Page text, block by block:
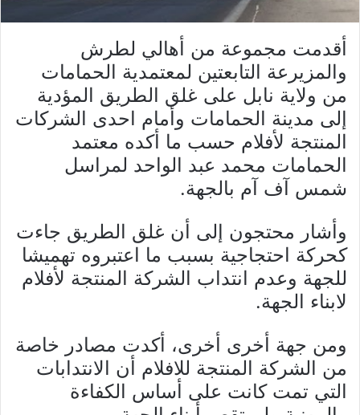
أقدمت مجموعة من أهالي لطرش
والمزيرعة التابعتين لمعتمدية الحمامات
من ولاية نابل على غلق الطريق المؤدية
إلى مدينة الحمامات وأمام احدى الشركات
المنتجة لأفلام حسب ما أكده معتمد
الحمامات محمد عبد الواحد لمراسل
شمس آف آم بالجهة.
وأشار محتجون إلى أن غلق الطريق جاءت
كحركة احتجاجية بسبب ما اعتبروه تهميشا
للجهة وعدم انتداب الشركة المنتجة لأفلام
لابناء الجهة.
ومن جهة أخرى أخرى، أكدت مصادر خاصة
من الشركة المنتجة للافلام أن الانتدابات
التي تمت كانت على أساس الكفاءة